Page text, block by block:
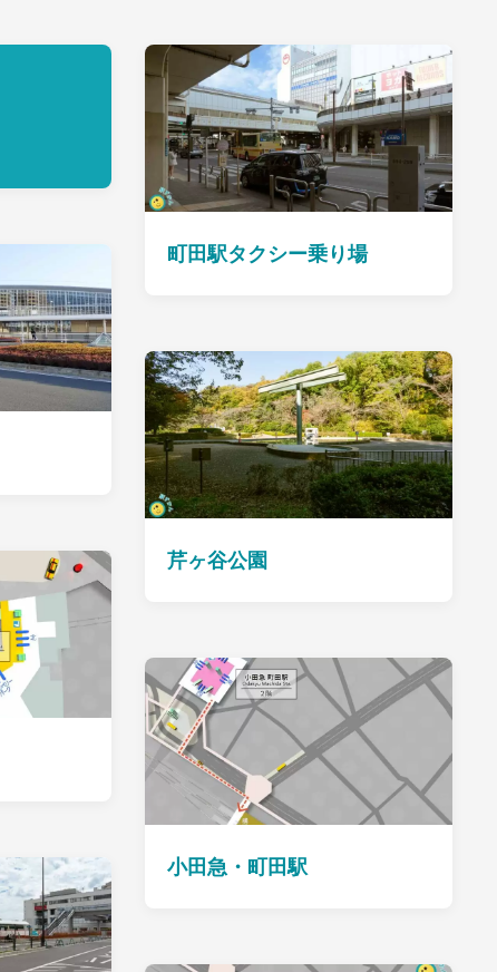
町田駅タクシー乗り場
芹ヶ谷公園
小田急・町田駅